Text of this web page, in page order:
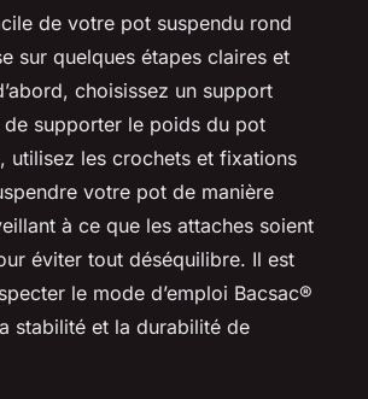
de votre pot suspendu rond
sur quelques étapes claires et
choisissez un support
supporter le poids du pot
utilisez les crochets et fixations
votre pot de manière
à ce que les attaches soient
éviter tout déséquilibre. Il est
le mode d’emploi Bacsac®
stabilité et la durabilité de